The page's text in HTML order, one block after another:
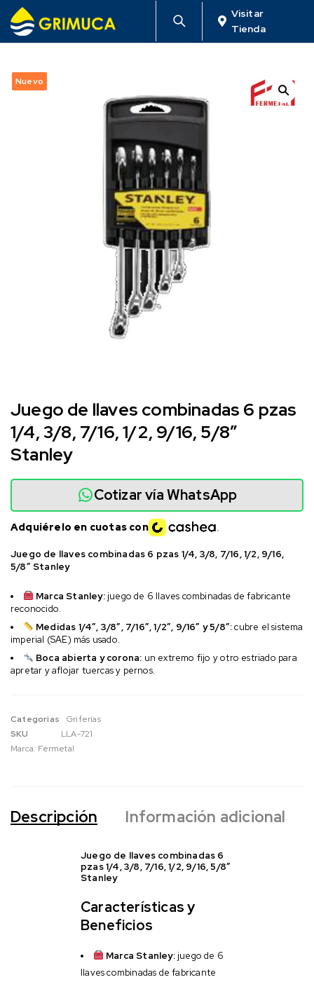
Visitar
Tienda
Nuevo
Juego de llaves combinadas 6 pzas
1/4, 3/8, 7/16, 1/2, 9/16, 5/8″
Stanley
Juego de llaves combinadas 6 pzas 1/4, 3/8, 7/16, 1/2, 9/16,
5/8″ Stanley
Marca Stanley:juego de 6 llaves combinadas de fabricante
reconocido.
Medidas 1/4″, 3/8″, 7/16″, 1/2″, 9/16″ y 5/8″:cubre el sistema
imperial (SAE) más usado.
Boca abierta y corona: un extremo fijo y otro estriado para
apretar y aflojar tuercas y pernos.
Cotizar vía WhatsApp
Adquiérelo en cuotas con
Categorias
Griferías
SKU
LLA-721
Marca: Fermetal
Descripción Información adicional
Juego de llaves combinadas 6
pzas 1/4, 3/8, 7/16, 1/2, 9/16, 5/8″
Stanley
Características y
Beneficios
Marca Stanley:juego de 6
llaves combinadas de fabricante